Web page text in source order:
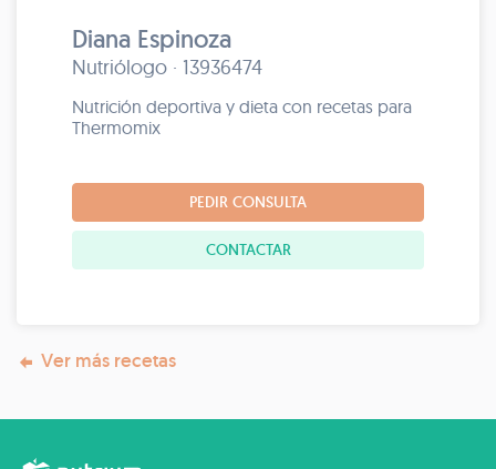
Diana Espinoza
Nutriólogo · 13936474
Nutrición deportiva y dieta con recetas para
Thermomix
PEDIR CONSULTA
CONTACTAR
Ver más recetas